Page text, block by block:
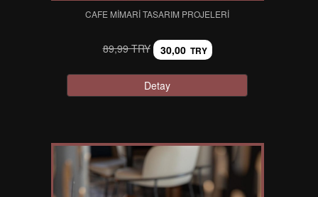
CAFE MIMARI TASARIM PROJELERI
89,99 TRY 30,00 TRY
Detay